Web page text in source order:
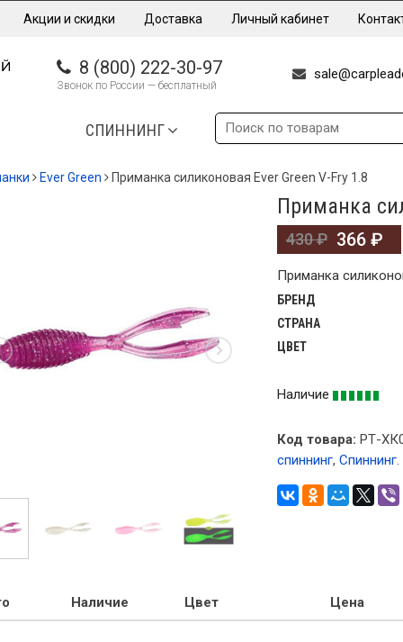
Акции и скидки Доставка Личный кабинет
8 (800) 222-30-97
Звонок по России — бесплатный
СПИННИНГ
Ever Green Приманка силиконовая Ever Green V-Fry 1.8
Приманка
430₽ 366 ₽
Приманка
БРЕНД
СТРАНА
ЦВЕТ
Наличие
Код товара: РТ-
спиннинг, Спиннинг.
Наличие Цвет Цена